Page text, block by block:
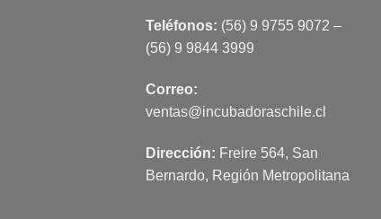
Teléfonos: (56) 9 9755 9072 –
(56) 9 9844 3999
Correo:
ventas@incubadoraschile.cl
Dirección: Freire 564, San
Bernardo, Región Metropolitana